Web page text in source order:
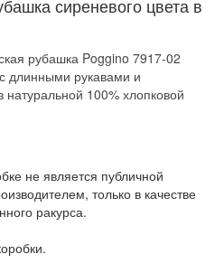
сиреневого цвета в
рубашка Poggino 7917-02
длинными рукавами и
натуральной 100% хлопковой
не является публичной
только в качестве
ракурса.